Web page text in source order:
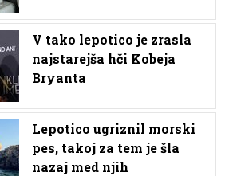
V tako lepotico je zrasla
najstarejša hči Kobeja
Bryanta
Lepotico ugriznil morski
pes, takoj za tem je šla
nazaj med njih